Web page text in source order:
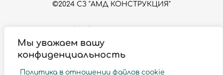
Мы уважаем вашу
конфиденциальность
Политика в отношении файлов cookie
©2024 СЗ "АМД КОНСТРУКЦИЯ"
Согласие на обработку персональных данных
Политика использования файлов Сookies